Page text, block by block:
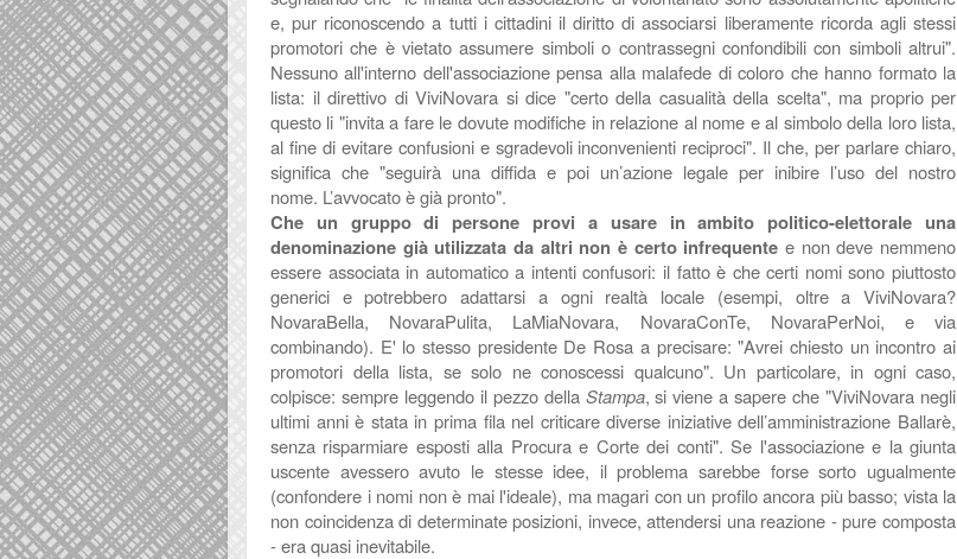
e, pur riconoscendo a tutti i cittadini il diritto di associarsi liberamente ricorda agli stessi
promotori che è vietato assumere simboli o contrassegni confondibili con simboli altrui".
Nessuno all'interno dell'associazione pensa alla malafede di coloro che hanno formato la
lista: il direttivo di ViviNovara si dice "certo della casualità della scelta", ma proprio per
questo li "invita a fare le dovute modifiche in relazione al nome e al simbolo della loro lista,
al fine di evitare confusioni e sgradevoli inconvenienti reciproci". Il che, per parlare chiaro,
significa che "seguirà una diffida e poi un’azione legale per inibire l’uso del nostro
nome. L’avvocato è già pronto".
Che un gruppo di persone provi a usare in ambito politico-elettorale una
denominazione già utilizzata da altri non è certo infrequente e non deve nemmeno
essere associata in automatico a intenti confusori: il fatto è che certi nomi sono piuttosto
generici e potrebbero adattarsi a ogni realtà locale (esempi, oltre a ViviNovara?
NovaraBella, NovaraPulita, LaMiaNovara, NovaraConTe, NovaraPerNoi, e via
combinando). E' lo stesso presidente De Rosa a precisare: "Avrei chiesto un incontro ai
promotori della lista, se solo ne conoscessi qualcuno". Un particolare, in ogni caso,
colpisce: sempre leggendo il pezzo della Stampa, si viene a sapere che "ViviNovara negli
ultimi anni è stata in prima fila nel criticare diverse iniziative dell’amministrazione Ballarè,
senza risparmiare esposti alla Procura e Corte dei conti". Se l'associazione e la giunta
uscente avessero avuto le stesse idee, il problema sarebbe forse sorto ugualmente
(confondere i nomi non è mai l'ideale), ma magari con un profilo ancora più basso; vista la
non coincidenza di determinate posizioni, invece, attendersi una reazione - pure composta
- era quasi inevitabile.